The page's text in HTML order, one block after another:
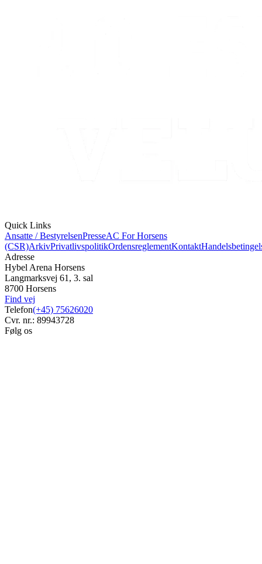
Quick Links
Ansatte / BestyrelsenPresseAC For Horsens
(CSR)ArkivPrivatlivspolitikOrdensreglementKontakt
Adresse
Hybel Arena Horsens
Langmarksvej 61, 3. sal
8700 Horsens
Find vej
Telefon(+45) 75626020
Cvr. nr.: 89943728
Følg os